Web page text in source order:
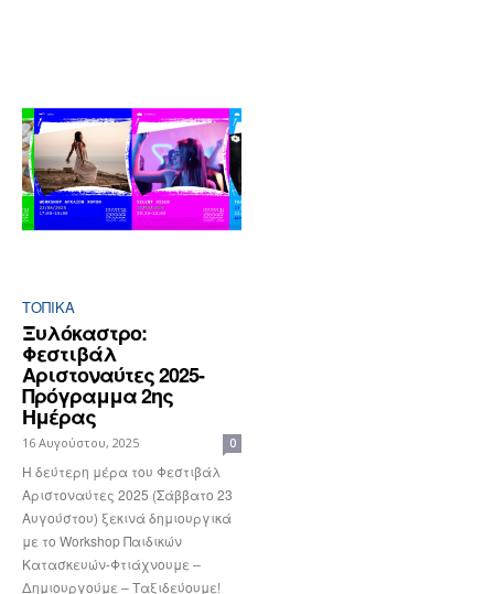
ΤΟΠΙΚΑ
Ξυλόκαστρο:
Φεστιβάλ
Αριστοναύτες 2025-
Πρόγραμμα 2ης
Ημέρας
16 Αυγούστου, 2025 0
Η δεύτερη μέρα του Φεστιβάλ
Αριστοναύτες 2025 (Σάββατο 23
Αυγούστου) ξεκινά δημιουργικά
με το Workshop Παιδικών
Κατασκευών-Φτιάχνουμε –
Δημιουργούμε – Ταξιδεύουμε!